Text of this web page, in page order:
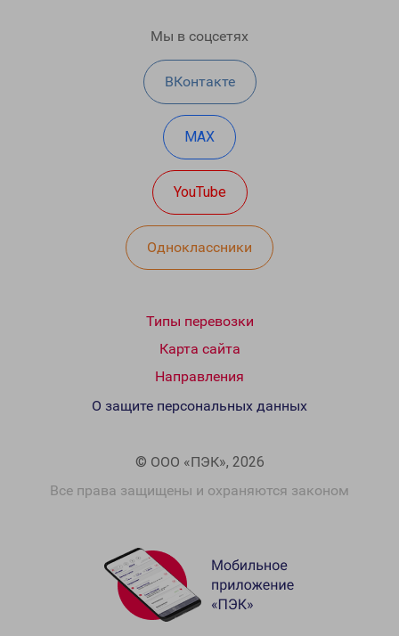
Мы в соцсетях
ВКонтакте
MAX
YouTube
Одноклассники
Типы перевозки
Карта сайта
Направления
© ООО «ПЭК», 2026
Все права защищены и охраняются законом
О защите персональных данных